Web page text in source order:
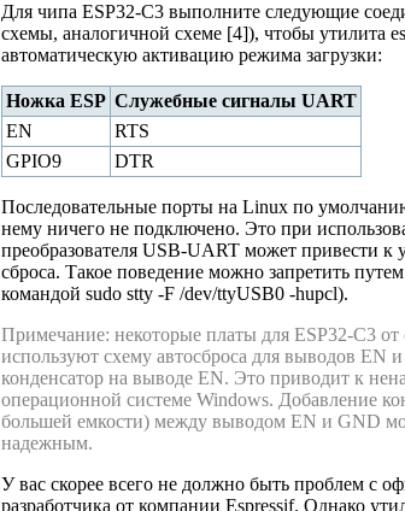
Для чипа ESP32-С3 выполните следующие
схемы, аналогичной схеме [4]), чтобы утилита
автоматическую активацию режима загрузки:
Ножка ESP Служебные сигналы UART
EN
RTS
GPIO9
DTR
Последовательные порты на Linux по
нему ничего не подключено. Это при
преобразователя USB-UART может привести к
сброса. Такое поведение можно запретить
командой sudo stty -F /dev/ttyUSB0 -hupcl).
Примечание: некоторые платы для ESP32-C3 от
используют схему автосброса для выводов EN
конденсатор на выводе EN. Это приводит к
операционной системе Windows. Добавление
большей емкости) между выводом EN и GND
надежным.
У вас скорее всего не должно быть проблем с
разработчика от компании Espressif. Однако